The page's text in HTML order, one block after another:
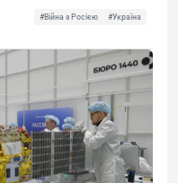
#Війна з Росією
#Україна